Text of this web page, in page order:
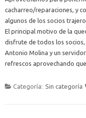
cacharreo/reparaciones, y
algunos de los socios
El principal motivo de la
disfrute de todos los
Antonio Molina y un
refrescos aprovechando
Categoría: Sin categoría